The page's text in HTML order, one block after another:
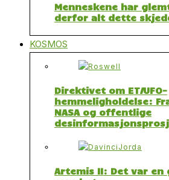
Menneskene har
derfor alt dette
KOSMOS
Direktivet om ET/UFO-
hemmeligholdelse:
NASA og offentlige
Artemis II: Det var en